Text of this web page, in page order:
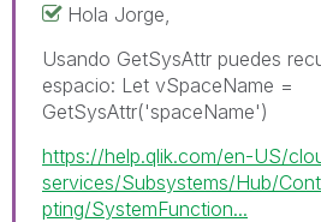
Hola Jorge,
Usando GetSysAttr puedes
espacio: Let vSpaceName =
GetSysAttr('spaceName')
https://help.qlik.com/en-US/
services/Subsystems/Hub/
pting/SystemFunction...